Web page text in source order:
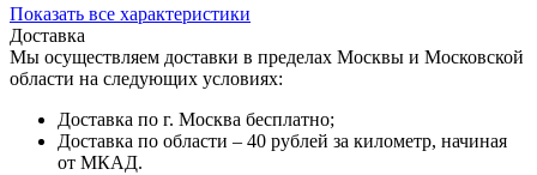
Показать все характеристики
Доставка
Мы осуществляем доставки в пределах Москвы и Московской
области на следующих условиях:
Доставка по г. Москва бесплатно;
Доставка по области – 40 рублей за километр, начиная
от МКАД.